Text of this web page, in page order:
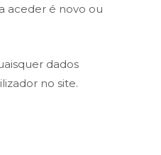
aceder é novo ou
dados
no site.